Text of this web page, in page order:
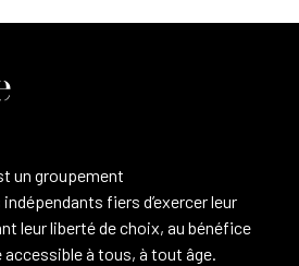
un groupement
fiers d’exercer leur
leur liberté de choix, au bénéfice
accessible à tous, à tout âge.